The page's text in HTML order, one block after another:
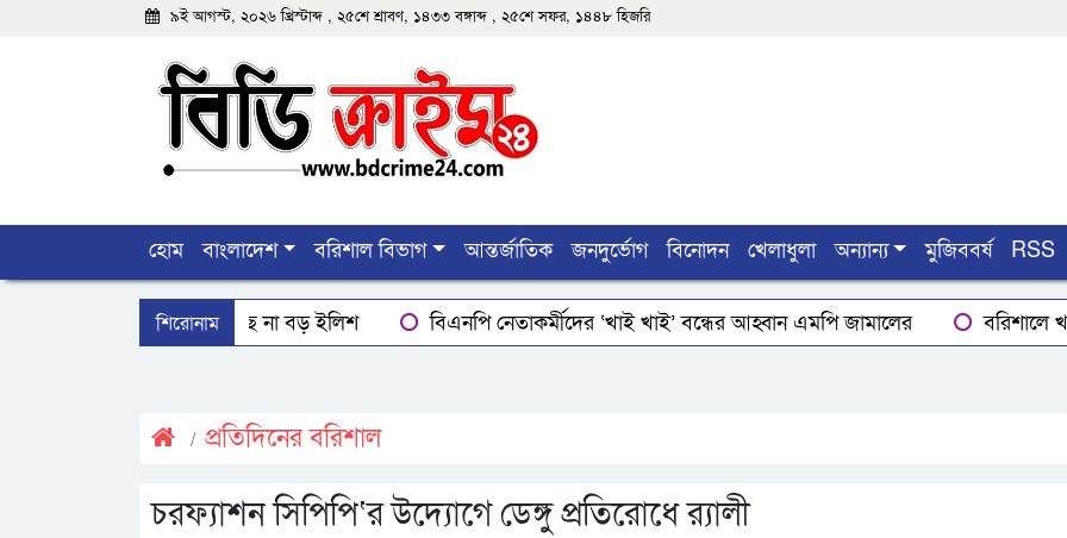
৯ই আগস্ট, ২০২৬ খ্রিস্টাব্দ , ২৫শে শ্রাবণ, ১৪৩৩ বঙ্গাব্দ , ২৫শে সফর, ১৪৪৮ হিজরি
হোম বাংলাদেশ বরিশাল বিভাগ আন্তর্জাতিক জনদুর্ভোগ বিনোদন খেলাধুলা অন্যান্য মুজিববর্ষ RSS
শিরোনাম
বরিশালে মিলছে না বড় ইলিশ বিএনপি নেতাকর্মীদের ‘খাই খাই’ বন্ধের আহ্বান এমপি জামালের বরিশালে
প্রতিদিনের বরিশাল
চরফ্যাশন সিপিপি‘র উদ্যোগে ডেঙ্গু প্রতিরোধে র‌্যালী